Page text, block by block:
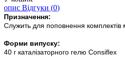
опис Відгуки (0)
Призначення:
Служить для поповнення комплектів
Форми випуску:
40 г каталізаторного гелю Consiflex